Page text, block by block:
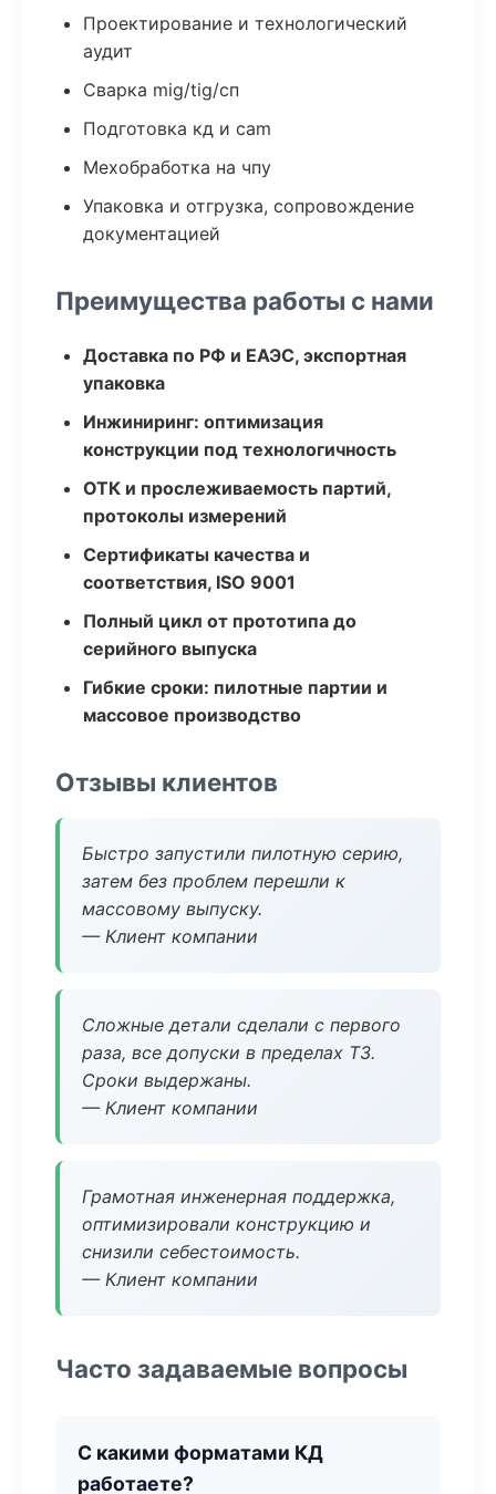
Проектирование и технологический
аудит
Сварка mig/tig/сп
Подготовка кд и cam
Мехобработка на чпу
Упаковка и отгрузка, сопровождение
документацией
Преимущества работы с нами
Доставка по РФ и ЕАЭС, экспортная
упаковка
Инжиниринг: оптимизация
конструкции под технологичность
ОТК и прослеживаемость партий,
протоколы измерений
Сертификаты качества и
соответствия, ISO 9001
Полный цикл от прототипа до
серийного выпуска
Гибкие сроки: пилотные партии и
массовое производство
Отзывы клиентов
Быстро запустили пилотную серию,
затем без проблем перешли к
массовому выпуску.
— Клиент компании
Сложные детали сделали с первого
раза, все допуски в пределах ТЗ.
Сроки выдержаны.
— Клиент компании
Грамотная инженерная поддержка,
оптимизировали конструкцию и
снизили себестоимость.
— Клиент компании
Часто задаваемые вопросы
С какими форматами КД
работаете?